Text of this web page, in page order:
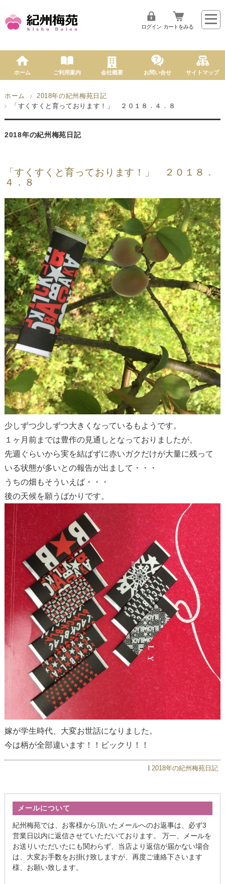
ログイン カートをみる
ホーム ご利用案内 会社概要 お問い合せ サイトマップ
ホーム
2018年の紀州梅苑日記
「すくすくと育っております！」 ２０１８．４．８
2018年の紀州梅苑日記
「すくすくと育っております！」 ２０１８．
４．８
少しずつ少しずつ大きくなっているもようです。
１ヶ月前までは豊作の見通しとなっておりましたが、
先週ぐらいから実を結ばずに赤いガクだけが大量に残って
いる状態が多いとの報告が出まして・・・
うちの畑もそういえば・・・
後の天候を願うばかりです。
嫁が学生時代、大変お世話になりました。
今は柄が全部違います！！ビックリ！！
2018年の紀州梅苑日記
メールについて
紀州梅苑では、お客様から頂いたメールへのお返事は、必ず3
営業日以内に返信させていただいております。 万一、メールを
お送りいただいたにも関わらず、当店より返信が届かない場合
は、大変お手数をお掛け致しますが、再度ご連絡下さいます
様、お願い致します。